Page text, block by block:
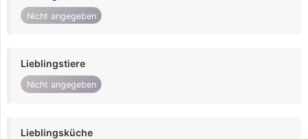
Nicht angegeben
Lieblingstiere
Nicht angegeben
Lieblingsküche